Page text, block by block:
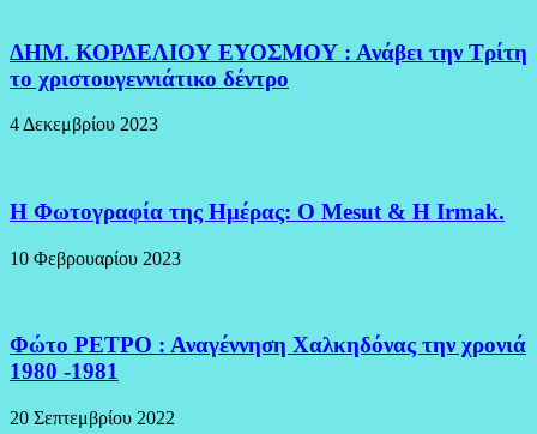
ΔΗΜ. ΚΟΡΔΕΛΙΟΥ ΕΥΟΣΜΟΥ : Ανάβει την Τρίτη
το χριστουγεννιάτικο δέντρο
4 Δεκεμβρίου 2023
H Φωτογραφία της Ημέρας: O Mesut & Η Irmak.
10 Φεβρουαρίου 2023
Φώτο ΡΕΤΡΟ : Αναγέννηση Χαλκηδόνας την χρονιά
1980 -1981
20 Σεπτεμβρίου 2022